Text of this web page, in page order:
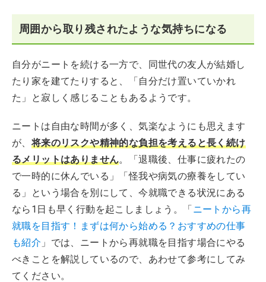
周囲から取り残されたような気持ちになる
自分がニートを続ける一方で、同世代の友人が結婚し
たり家を建てたりすると、「自分だけ置いていかれ
た」と寂しく感じることもあるようです。
ニートは自由な時間が多く、気楽なようにも思えます
が、将来のリスクや精神的な負担を考えると長く続け
るメリットはありません。「退職後、仕事に疲れたの
で一時的に休んでいる」「怪我や病気の療養をしてい
る」という場合を別にして、今就職できる状況にある
なら1日も早く行動を起こしましょう。「ニートから再
就職を目指す！まずは何から始める？おすすめの仕事
も紹介 」では、ニートから再就職を目指す場合にやる
べきことを解説しているので、あわせて参考にしてみ
てください。